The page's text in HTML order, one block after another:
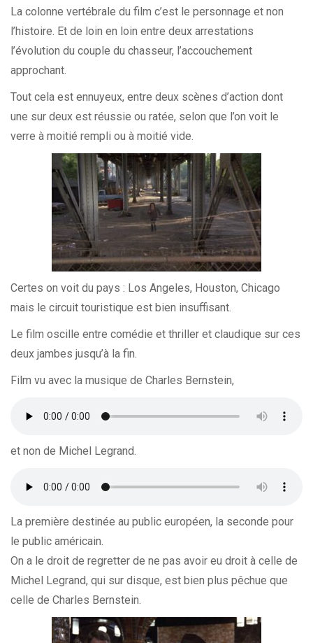
La colonne vertébrale du film c’est le personnage et non
l’histoire. Et de loin en loin entre deux arrestations
l’évolution du couple du chasseur, l’accouchement
approchant.
Tout cela est ennuyeux, entre deux scènes d’action dont
une sur deux est réussie ou ratée, selon que l’on voit le
verre à moitié rempli ou à moitié vide.
Certes on voit du pays : Los Angeles, Houston, Chicago
mais le circuit touristique est bien insuffisant.
Le film oscille entre comédie et thriller et claudique sur ces
deux jambes jusqu’à la fin.
Film vu avec la musique de Charles Bernstein,
et non de Michel Legrand.
La première destinée au public européen, la seconde pour
le public américain.
On a le droit de regretter de ne pas avoir eu droit à celle de
Michel Legrand, qui sur disque, est bien plus pêchue que
celle de Charles Bernstein.